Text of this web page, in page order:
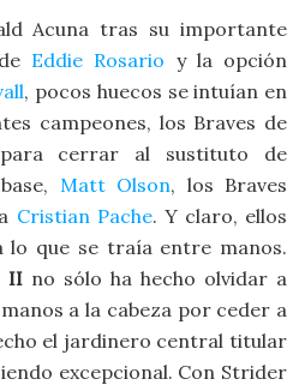
Acuna tras su importante
Eddie Rosario y la opción
, pocos huecos se intuían en
campeones, los Braves de
cerrar al sustituto de
Matt Olson, los Braves
Cristian Pache. Y claro, ellos
lo que se traía entre manos.
II no sólo ha hecho olvidar a
a la cabeza por ceder a
el jardinero central titular
excepcional. Con Strider